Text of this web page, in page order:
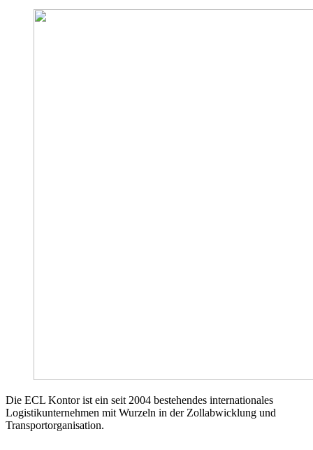
Die ECL Kontor ist ein seit 2004 bestehendes internationales
Logistikunternehmen mit Wurzeln in der Zollabwicklung und
Transportorganisation.